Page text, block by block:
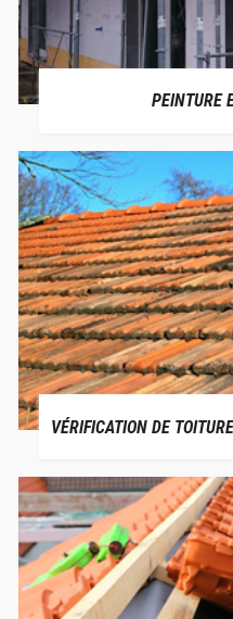
PEINTURE
VÉRIFICATION DE